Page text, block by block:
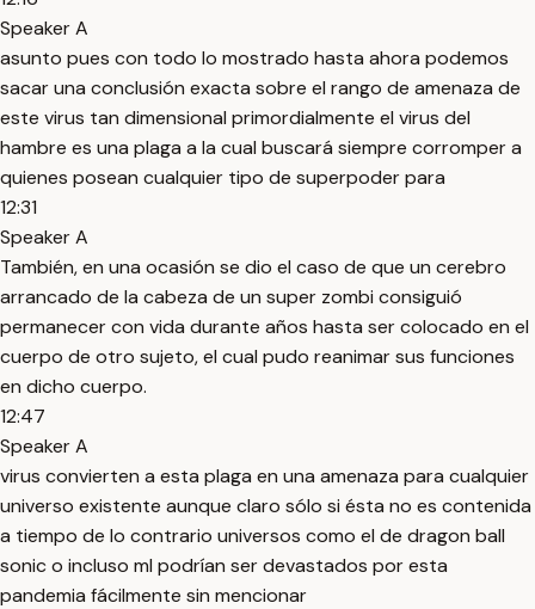
Speaker A
asunto pues con todo lo mostrado hasta ahora podemos
sacar una conclusión exacta sobre el rango de amenaza de
este virus tan dimensional primordialmente el virus del
hambre es una plaga a la cual buscará siempre corromper a
quienes posean cualquier tipo de superpoder para
12:31
Speaker A
También, en una ocasión se dio el caso de que un cerebro
arrancado de la cabeza de un super zombi consiguió
permanecer con vida durante años hasta ser colocado en el
cuerpo de otro sujeto, el cual pudo reanimar sus funciones
en dicho cuerpo.
12:47
Speaker A
virus convierten a esta plaga en una amenaza para cualquier
universo existente aunque claro sólo si ésta no es contenida
a tiempo de lo contrario universos como el de dragon ball
sonic o incluso ml podrían ser devastados por esta
pandemia fácilmente sin mencionar